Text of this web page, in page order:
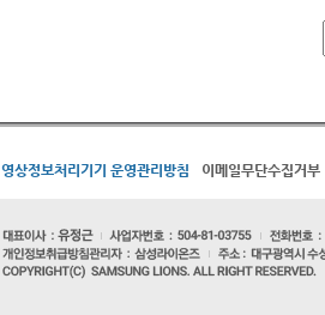
영상정보처리기기 운영관리방침 이메일무단수집거부